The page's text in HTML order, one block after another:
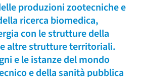
produzioni zootecniche e
ricerca biomedica,
con le strutture della
altre strutture territoriali.
e le istanze del mondo
e della sanità pubblica